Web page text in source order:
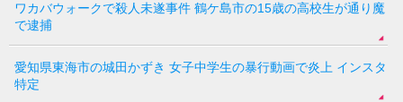
ワカバウォークで殺人未遂事件 鶴ケ島市の15歳の高校生が通り魔
で逮捕
愛知県東海市の城田かずき 女子中学生の暴行動画で炎上 インスタ
特定